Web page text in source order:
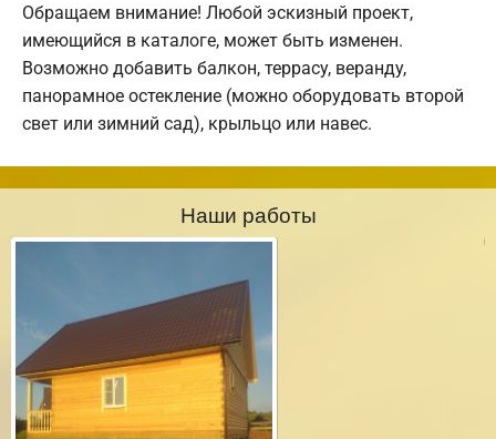
Обращаем внимание! Любой эскизный проект,
имеющийся в каталоге, может быть изменен.
Возможно добавить балкон, террасу, веранду,
панорамное остекление (можно оборудовать второй
свет или зимний сад), крыльцо или навес.
Наши работы